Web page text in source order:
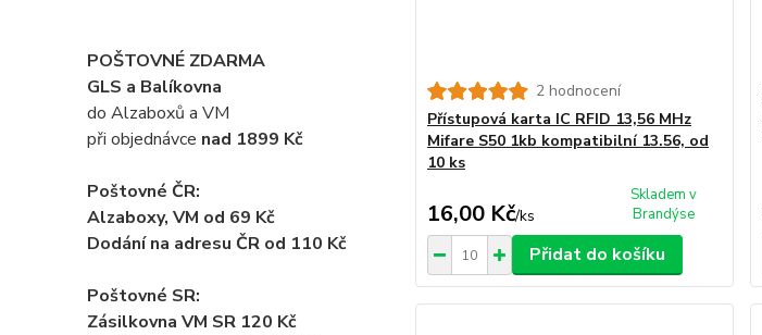
POŠTOVNÉ ZDARMA
GLS a Balíkovna
do Alzaboxů a VM
při objednávce nad 1899 Kč
Poštovné ČR:
Alzaboxy, VM od 69 Kč
Dodání na adresu ČR od 110 Kč
Poštovné SR:
Zásilkovna VM SR 120 Kč
2 hodnocení
Přístupová karta IC RFID 13,56 MHz
Mifare S50 1kb kompatibilní 13.56, od
10 ks
16,00 Kč/ks
Skladem v
Brandýse
Přidat do košíku